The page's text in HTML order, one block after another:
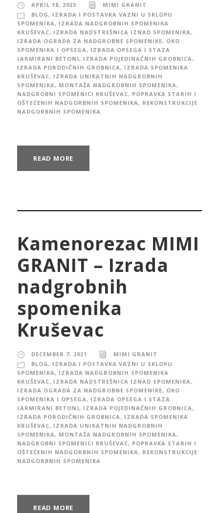
APRIL 18, 2023
MIMI GRANIT
BLOG , IZRADA I POSTAVKA VAZNI U SKLOPU
SPOMENIKA , IZRADA NADGROBNIH SPOMENIKA
KRUŠEVAC, IZRADA NADSTREŠNICA IZNAD SPOMENIKA ,
IZRADA OGRADA ZA NADGROBNE SPOMENIKE, OKO
SPOMENIKA I OPSEGA , IZRADA OPSEGA I STAZA
(ARMIRANI BETON), IZRADA POJEDINAČNIH GROBNICA ,
IZRADA PORODIČNIH GROBNICA , IZRADA SPOMENIKA
KRUŠEVAC, IZRADA UNIKATNIH NADGROBNIH
SPOMENIKA , MONTAŽA NADGROBNIH SPOMENIKA ,
NADGROBNI SPOMENICI KRUŠEVAC, POPRAVKA STARIH I
OŠTEĆENIH NADGORBNIH SPOMENIKA , REKONSTRUKCIJE
NADGORBNIH SPOMENIKA
READ MORE
Kamenorezac MIMI
GRANIT – Izrada
nadgrobnih
spomenika
Kruševac
DECEMBER 7, 2021
MIMI GRANIT
BLOG , IZRADA I POSTAVKA VAZNI U SKLOPU
SPOMENIKA , IZRADA NADGROBNIH SPOMENIKA
KRUŠEVAC, IZRADA NADSTREŠNICA IZNAD SPOMENIKA ,
IZRADA OGRADA ZA NADGROBNE SPOMENIKE, OKO
SPOMENIKA I OPSEGA , IZRADA OPSEGA I STAZA
(ARMIRANI BETON), IZRADA POJEDINAČNIH GROBNICA ,
IZRADA PORODIČNIH GROBNICA , IZRADA SPOMENIKA
KRUŠEVAC, IZRADA UNIKATNIH NADGROBNIH
SPOMENIKA , MONTAŽA NADGROBNIH SPOMENIKA ,
NADGROBNI SPOMENICI KRUŠEVAC, POPRAVKA STARIH I
OŠTEĆENIH NADGORBNIH SPOMENIKA , REKONSTRUKCIJE
NADGORBNIH SPOMENIKA
READ MORE